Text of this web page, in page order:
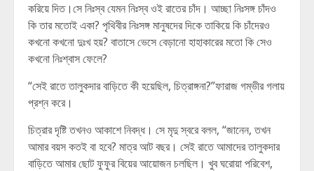
করিয়ে দিত।সে নিঃস্ব যেমন নিঃস্ব ওই রাতের চাঁদ। আচ্ছা নিঃসঙ্গ চাঁদও
কি তার মতোই একা? পৃথিবীর নিঃসঙ্গ মানুষদের দিকে তাকিয়ে কি চাঁদেরও
কখনো কখনো দুঃখ হয়? বাতাসে ভেসে বেড়ানো হাহাকারের মতো কি সেও
কখনো নিঃশ্বাস ফেলে?
“সেই রাতে তালুকদার বাড়িতে কী হয়েছিল, চিত্রাঙ্গনা?”ফারাজ গম্ভীর গলায়
প্রশ্ন করে।
চিত্রার দৃষ্টি তখনও আকাশে নিবদ্ধ। সে মৃদু স্বরে বলল, “জানেন, তখন
আমার বয়স কতই বা হবে? মাত্র আট বছর। সেই রাতে আমাদের তালুকদার
বাড়িতে আমার ছোট ফুফুর বিয়ের আয়োজন চলছিল। খুব ঘরোয়া পরিবেশ,